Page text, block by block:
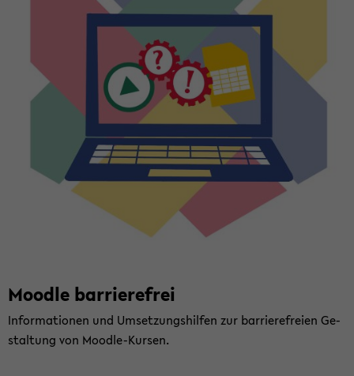
Mood­le bar­rie­re­frei
In­for­ma­tio­nen und Um­setz­ungs­hil­fen zur bar­rie­re­frei­en Ge­
stal­tung von Moodle-​Kursen.